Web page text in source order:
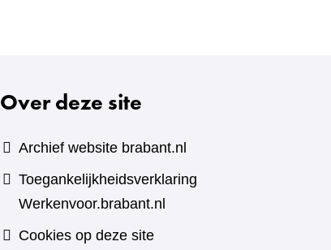
Over deze site
Archief website brabant.nl
Toegankelijkheidsverklaring
Werkenvoor.brabant.nl
Cookies op deze site